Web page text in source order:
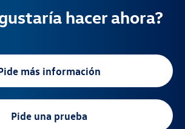
hacer ahora?
más información
Pide una prueba